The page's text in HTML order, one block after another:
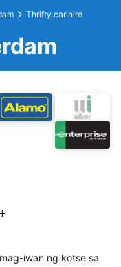
Thrifty car hire
iwan ng kotse sa